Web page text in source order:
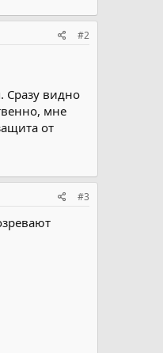
#2
Сразу видно
мне
от
#3